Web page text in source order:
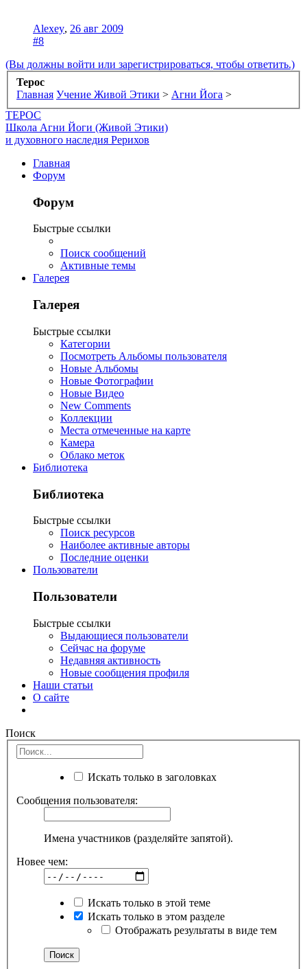
Alexey, 26 авг 2009
#8
(Вы должны войти или зарегистрироваться, чтобы ответить.)
Терос
Главная Учение Живой Этики > Агни Йога >
ТЕРОС
Школа Агни Йоги (Живой Этики)
и духовного наследия Рерихов
Главная
Форум
Форум
Быстрые ссылки
Поиск сообщений
Активные темы
Галерея
Галерея
Быстрые ссылки
Категории
Посмотреть Альбомы пользователя
Новые Альбомы
Новые Фотографии
Новые Видео
New Comments
Коллекции
Места отмеченные на карте
Камера
Облако меток
Библиотека
Библиотека
Быстрые ссылки
Поиск ресурсов
Наиболее активные авторы
Последние оценки
Пользователи
Пользователи
Быстрые ссылки
Выдающиеся пользователи
Сейчас на форуме
Недавняя активность
Новые сообщения профиля
Наши статьи
О сайте
Поиск
Искать только в заголовках
Сообщения пользователя:
Имена участников (разделяйте запятой).
Новее чем:
Искать только в этой теме
Искать только в этом разделе
Отображать результаты в виде тем